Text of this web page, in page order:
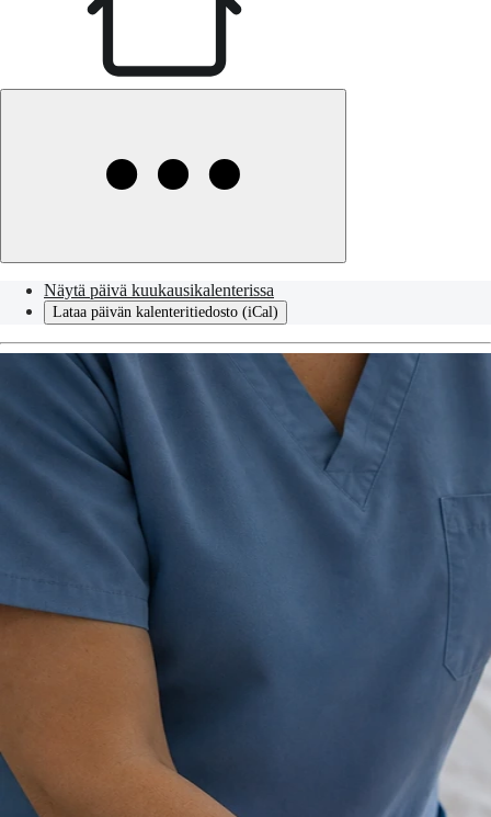
Näytä päivä kuukausikalenterissa
Lataa päivän kalenteritiedosto (iCal)